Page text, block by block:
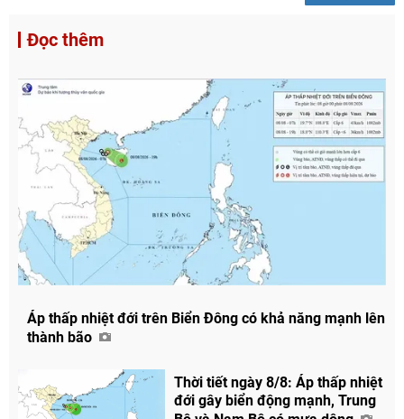
Đọc thêm
Áp thấp nhiệt đới trên Biển Đông có khả năng mạnh lên
thành bão
Thời tiết ngày 8/8: Áp thấp nhiệt
đới gây biển động mạnh, Trung